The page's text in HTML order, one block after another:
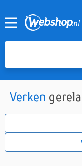
Verken